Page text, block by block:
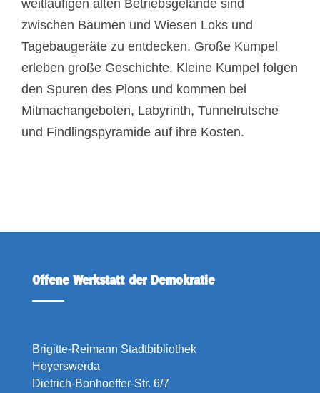
weitläufigen alten Betriebsgelände sind
zwischen Bäumen und Wiesen Loks und
Tagebaugeräte zu entdecken. Große Kumpel
erleben große Geschichte. Kleine Kumpel folgen
den Spuren des Plons und kommen bei
Mitmachangeboten, Labyrinth, Tunnelrutsche
und Findlingspyramide auf ihre Kosten.
Offene Werkstatt der Demokratie
Brigitte-Reimann Stadtbibliothek
Hoyerswerda
Dietrich-Bonhoeffer-Str. 6/7